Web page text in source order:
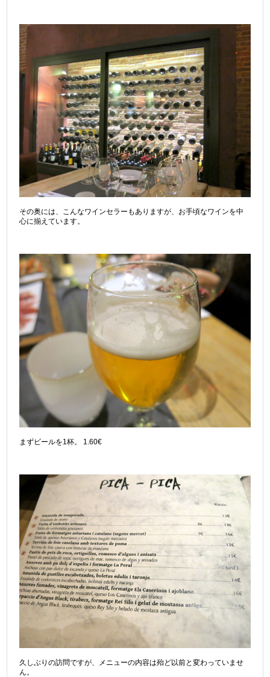
その奥には、こんなワインセラーもありますが、お手頃なワインを中
心に揃えています。
まずビールを1杯。 1.60€
久しぶりの訪問ですが、メニューの内容は殆ど以前と変わっていませ
ん。